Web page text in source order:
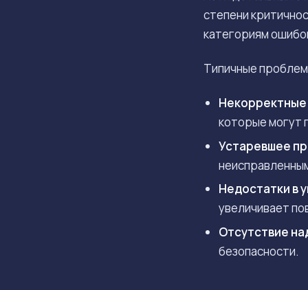
степени
категориям
Типичные
которые могут
Устаревшее
Недостатки в
увеличивает
Отсутствие
безопасности.